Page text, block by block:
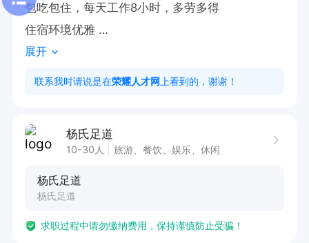
包吃包住，每天工作8小时，多劳多得
住宿环境优雅
工作地址:神木市柠条塔大矿桥下杨氏足道
老板是咱渭南人，请大家放心联系！
展开
联系我时请说是在荣耀人才网 上看到的，谢谢！
杨氏足道
10-30人 旅游、餐饮、娱乐、休闲
杨氏足道
杨氏足道
求职过程中请勿缴纳费用，保持谨慎防止受骗！